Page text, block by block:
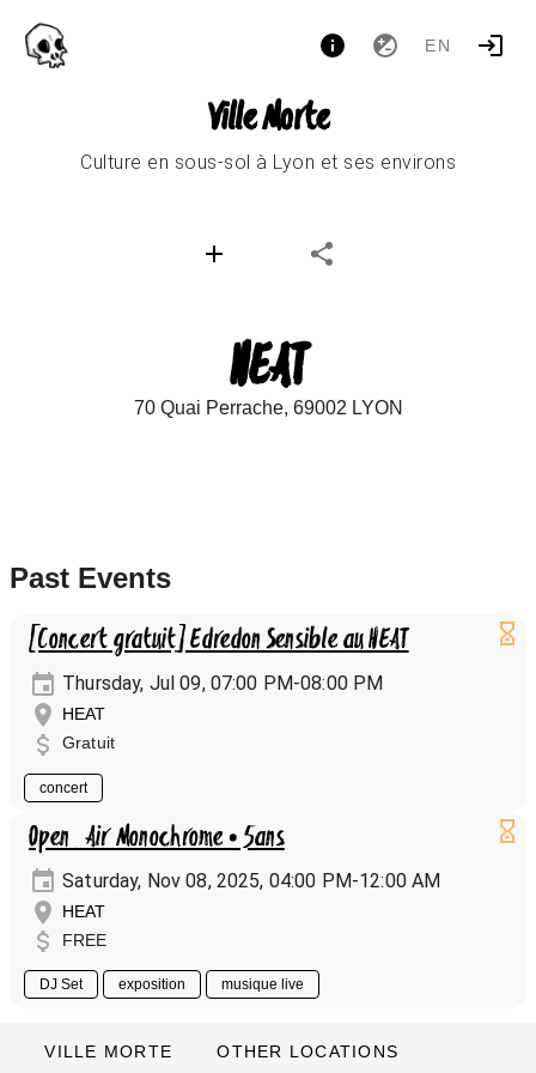
EN
Ville Morte
Culture en sous-sol à Lyon et ses environs
HEAT
70 Quai Perrache, 69002 LYON
Past Events
[Concert gratuit] Edredon Sensible au HEAT
Thursday, Jul 09, 07:00 PM-08:00 PM
HEAT
Gratuit
concert
Open_Air Monochrome • 5ans
Saturday, Nov 08, 2025, 04:00 PM-12:00 AM
HEAT
FREE
DJ Set exposition musique live
VILLE MORTE OTHER LOCATIONS